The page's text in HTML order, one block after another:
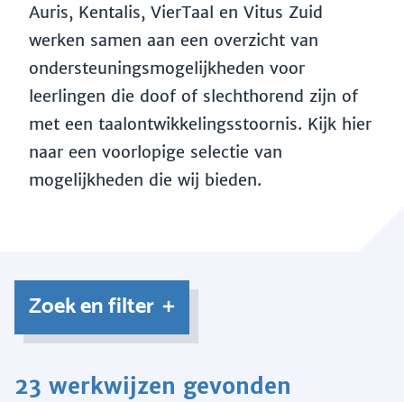
Auris, Kentalis, VierTaal en Vitus Zuid
werken samen aan een overzicht van
ondersteuningsmogelijkheden voor
leerlingen die doof of slechthorend zijn of
met een taalontwikkelingsstoornis. Kijk hier
naar een voorlopige selectie van
mogelijkheden die wij bieden.
Zoek en filter
23 werkwijzen gevonden